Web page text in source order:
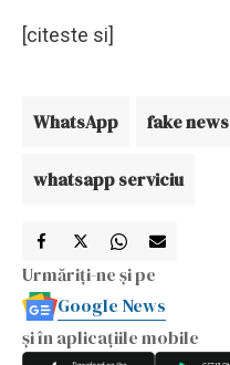
[citeste si]
WhatsApp fake news
whatsapp serviciu
Urmăriți-ne și pe
Google News
și în aplicațiile mobile